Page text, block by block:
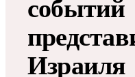
событий